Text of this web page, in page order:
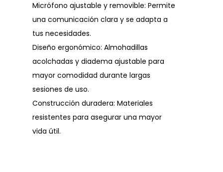
Micrófono ajustable y removible: Permite
una comunicación clara y se adapta a
tus necesidades.
Diseño ergonómico: Almohadillas
acolchadas y diadema ajustable para
mayor comodidad durante largas
sesiones de uso.
Construcción duradera: Materiales
resistentes para asegurar una mayor
vida útil.